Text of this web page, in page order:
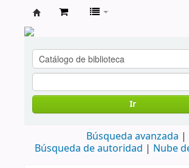
cendoc
Ir
Búsqueda avanzada
Búsqueda de autoridad
Nube